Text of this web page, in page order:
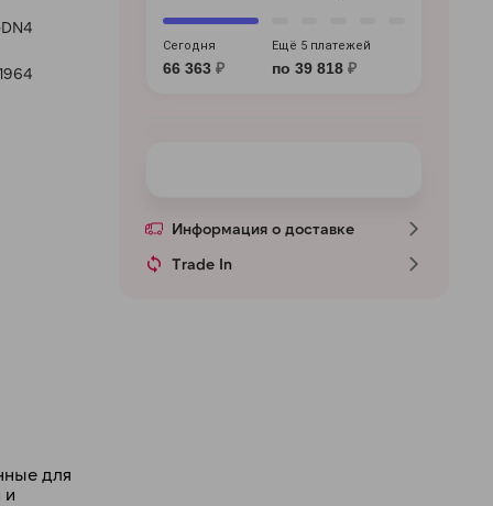
Сегодня
66 363 ₽
Ещё 5 платежей
по 39 818 ₽
Информация о доставке
Trade In
для
и